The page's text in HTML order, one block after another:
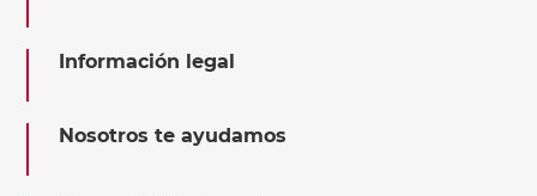
Información legal
Nosotros te ayudamos